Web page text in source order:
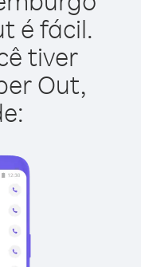
é fácil.
tiver
Out,